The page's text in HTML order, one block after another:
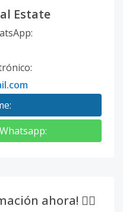
Estate
:
:
:
:
ahora! 👇🏽